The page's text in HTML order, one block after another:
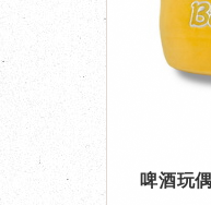
啤酒玩